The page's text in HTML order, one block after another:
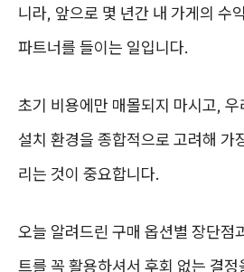
니라, 앞으로 몇 년간 내 가게의 수
파트너를 들이는 일입니다.
초기 비용에만 매몰되지 마시고,
설치 환경을 종합적으로 고려해 가
리는 것이 중요합니다.
오늘 알려드린 구매 옵션별 장단점
트를 꼭 활용하셔서 후회 없는 결